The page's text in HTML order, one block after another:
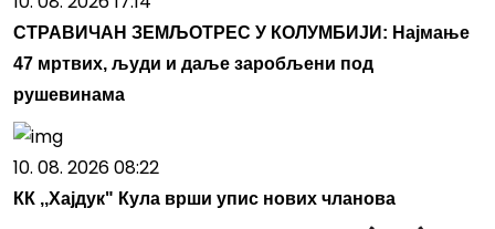
СТРАВИЧАН ЗЕМЉОТРЕС У КОЛУМБИЈИ: Најмање
47 мртвих, људи и даље заробљени под
рушевинама
10. 08. 2026 08:22
КК ,,Хајдук" Кула врши упис нових чланова